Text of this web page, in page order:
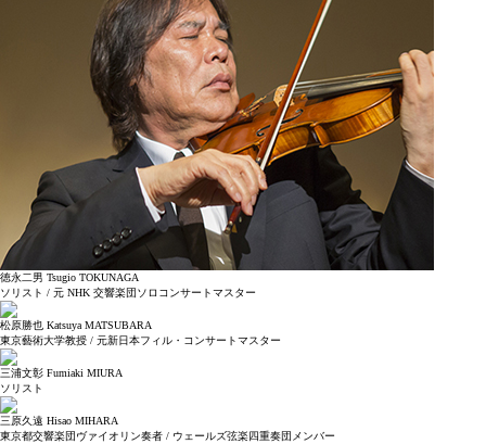
徳永二男 Tsugio TOKUNAGA
ソリスト / 元 NHK 交響楽団ソロコンサートマスター
松原勝也 Katsuya MATSUBARA
東京藝術大学教授 / 元新日本フィル・コンサートマスター
三浦文彰 Fumiaki MIURA
ソリスト
三原久遠 Hisao MIHARA
東京都交響楽団ヴァイオリン奏者 / ウェールズ弦楽四重奏団メンバー